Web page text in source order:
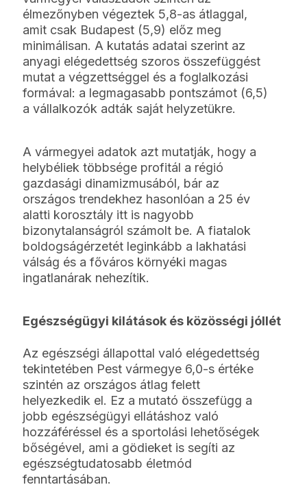
élmezőnyben végeztek 5,8-as átlaggal,
amit csak Budapest (5,9) előz meg
minimálisan. A kutatás adatai szerint az
anyagi elégedettség szoros összefüggést
mutat a végzettséggel és a foglalkozási
formával: a legmagasabb pontszámot (6,5)
a vállalkozók adták saját helyzetükre.
A vármegyei adatok azt mutatják, hogy a
helybéliek többsége profitál a régió
gazdasági dinamizmusából, bár az
országos trendekhez hasonlóan a 25 év
alatti korosztály itt is nagyobb
bizonytalanságról számolt be. A fiatalok
boldogságérzetét leginkább a lakhatási
válság és a főváros környéki magas
ingatlanárak nehezítik.
Egészségügyi kilátások és közösségi jóllét
Az egészségi állapottal való elégedettség
tekintetében Pest vármegye 6,0-s értéke
szintén az országos átlag felett
helyezkedik el. Ez a mutató összefügg a
jobb egészségügyi ellátáshoz való
hozzáféréssel és a sportolási lehetőségek
bőségével, ami a gödieket is segíti az
egészségtudatosabb életmód
fenntartásában.